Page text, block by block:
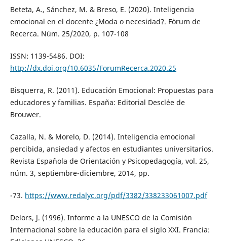
Beteta, A., Sánchez, M. & Breso, E. (2020). Inteligencia
emocional en el docente ¿Moda o necesidad?. Fòrum de
Recerca. Núm. 25/2020, p. 107-108
ISSN: 1139-5486. DOI:
http://dx.doi.org/10.6035/ForumRecerca.2020.25
Bisquerra, R. (2011). Educación Emocional: Propuestas para
educadores y familias. España: Editorial Desclée de
Brouwer.
Cazalla, N. & Morelo, D. (2014). Inteligencia emocional
percibida, ansiedad y afectos en estudiantes universitarios.
Revista Española de Orientación y Psicopedagogía, vol. 25,
núm. 3, septiembre-diciembre, 2014, pp.
-73. https://www.redalyc.org/pdf/3382/338233061007.pdf
Delors, J. (1996). Informe a la UNESCO de la Comisión
Internacional sobre la educación para el siglo XXI. Francia: